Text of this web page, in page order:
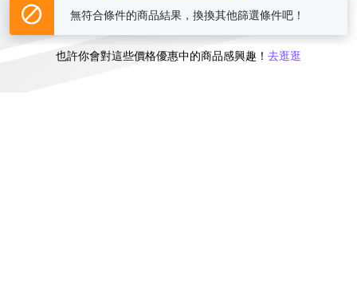
或
也許你會對這些價格優惠中的商品感興趣！ 去逛逛
無符合條件的商品結果，換換其他篩選條件吧！